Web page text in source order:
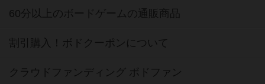
60分以上のボードゲームの通販商品
割引購入！ボドクーポンについて
クラウドファンディング ボドファン